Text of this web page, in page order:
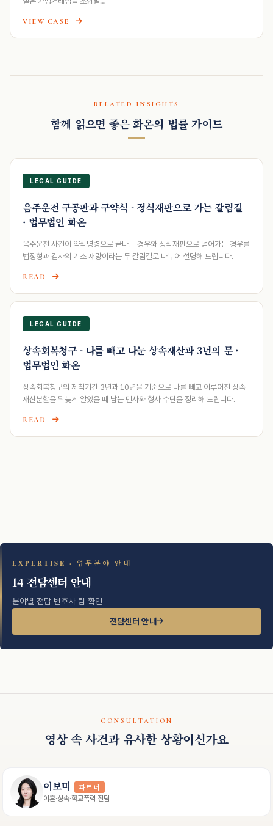
VIEW CASE
RELATED INSIGHTS
함께 읽으면 좋은 화온의 법률 가이드
LEGAL GUIDE
음주운전 구공판과 구약식 - 정식재판으로 가는 갈림길
· 법무법인 화온
음주운전 사건이 약식명령으로 끝나는 경우와 정식재판으로 넘어가는 경우를
법정형과 검사의 기소 재량이라는 두 갈림길로 나누어 설명해 드립니다.
READ
LEGAL GUIDE
상속회복청구 - 나를 빼고 나눈 상속재산과 3년의 문 ·
법무법인 화온
상속회복청구의 제척기간 3년과 10년을 기준으로 나를 빼고 이루어진 상속
재산분할을 뒤늦게 알았을 때 남는 민사와 형사 수단을 정리해 드립니다.
READ
EXPERTISE · 업무분야 안내
14 전담센터 안내
분야별 전담 변호사 팀 확인
전담센터 안내
CONSULTATION
영상 속 사건과 유사한 상황이신가요
이보미 파트너
이혼·상속·학교폭력 전담